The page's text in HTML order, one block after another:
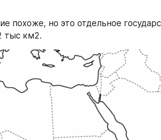
похоже, но это отдельное
тыс км2.